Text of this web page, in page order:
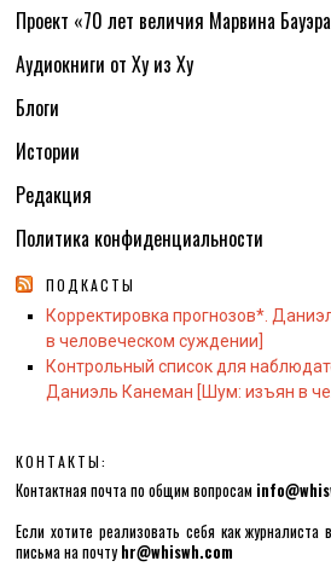
Проект «70 лет величия Марвина
Аудиокниги от Ху из Ху
Блоги
Истории
Редакция
Политика конфиденциальности
ПОДКАСТЫ
Корректировка прогнозов*.
в человеческом суждении]
Контрольный список для
Даниэль Канеман [Шум: изъян в
КОНТАКТЫ:
Контактная почта по общим вопросам
Если хотите реализовать себя как
письма на почтуhr@whiswh.com